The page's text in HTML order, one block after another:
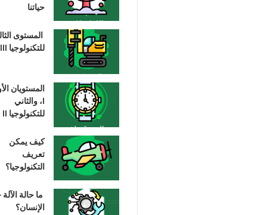
حياتنا
المستوى
للتكنولوجيا III
المستويان
I، والثاني
للتكنولوجيا II
كيف يمكن
تعريف
التكنولوجيا؟
ما حالة الآلة
الإنسان؟